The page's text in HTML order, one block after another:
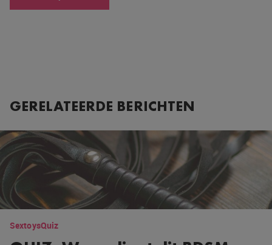
GERELATEERDE BERICHTEN
SextoysQuiz